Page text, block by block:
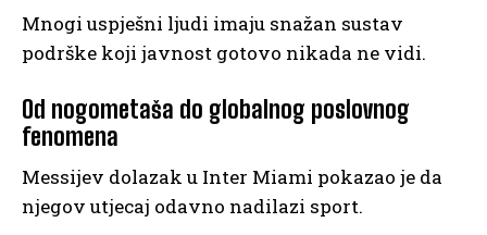
Mnogi uspješni ljudi imaju snažan sustav
podrške koji javnost gotovo nikada ne vidi.
Od nogometaša do globalnog poslovnog
fenomena
Messijev dolazak u Inter Miami pokazao je da
njegov utjecaj odavno nadilazi sport.